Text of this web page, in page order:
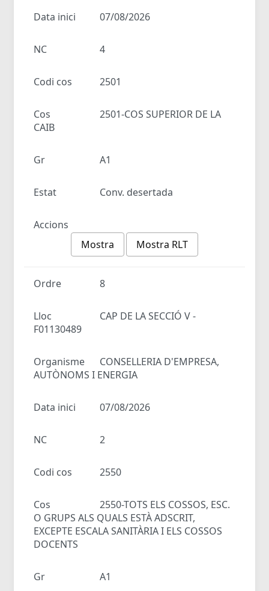
Data inici 07/08/2026
NC 4
Codi cos 2501
Cos
2501-COS SUPERIOR DE LA
CAIB
Gr A1
Estat Conv. desertada
Accions
Mostra
Mostra RLT
Ordre 8
Lloc
CAP DE LA SECCIÓ V -
F01130489
Organisme
CONSELLERIA D'EMPRESA,
AUTÒNOMS I ENERGIA
Data inici 07/08/2026
NC 2
Codi cos 2550
Cos
2550-TOTS ELS COSSOS, ESC.
O GRUPS ALS QUALS ESTÀ ADSCRIT,
EXCEPTE ESCALA SANITÀRIA I ELS COSSOS
DOCENTS
Gr A1